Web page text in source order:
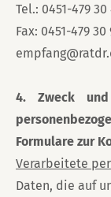
Tel.: 0451-479 30
Fax: 0451-479 30
4. Zweck und
Formulare zur
Verarbeitete
Daten, die auf